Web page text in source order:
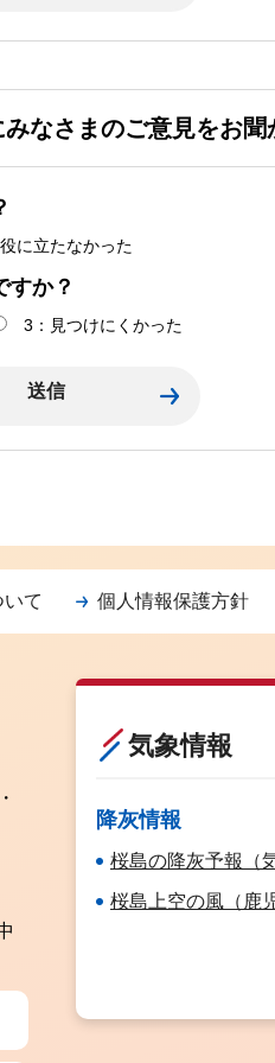
なさまのご意見をお聞
に立たなかった
すか？
3：見つけにくかった
て 個人情報保護方針
気象情報
降灰情報
桜島の降灰予報（
桜島上空の風（鹿